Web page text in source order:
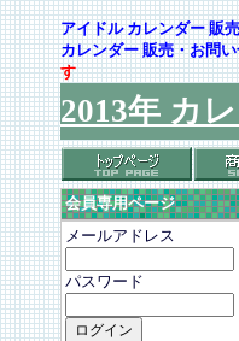
アイドル カレンダー 販
カレンダー 販売・お問
す
2013年 カ
会員専用ページ
メールアドレス
パスワード